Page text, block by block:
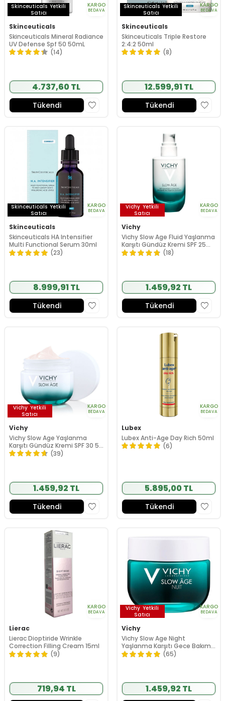
Skinceuticals Yetkili
Satıcı
KARGO
BEDAVA
Skinceuticals
Skinceuticals Mineral Radiance
UV Defense Spf 50 50mL
(14)
4.737,60 TL
Tükendi
Skinceuticals Yetkili
Satıcı
KARGO
BEDAVA
Skinceuticals
Skinceuticals Triple Restore
2:4:2 50ml
(8)
12.599,91 TL
Tükendi
Skinceuticals Yetkili
Satıcı
KARGO
BEDAVA
Skinceuticals
Skinceuticals HA Intensifier
Multi Functional Serum 30ml
(23)
8.999,91 TL
Tükendi
Vichy Yetkili
Satıcı
KARGO
BEDAVA
Vichy
Vichy Slow Age Fluid Yaşlanma
Karşıtı Gündüz Kremi SPF 25
50ml
(18)
1.459,92 TL
Tükendi
Vichy Yetkili
Satıcı
KARGO
BEDAVA
Vichy
Vichy Slow Age Yaşlanma
Karşıtı Gündüz Kremi SPF 30 50
ml
(39)
1.459,92 TL
Tükendi
KARGO
BEDAVA
Lubex
Lubex Anti-Age Day Rich 50ml
(6)
5.895,00 TL
Tükendi
KARGO
BEDAVA
Lierac
Lierac Dioptiride Wrinkle
Correction Filling Cream 15ml
(9)
719,94 TL
Vichy Yetkili
Satıcı
KARGO
BEDAVA
Vichy
Vichy Slow Age Night
Yaşlanma Karşıtı Gece Bakım
Kremi ve Maske 50 ml
(65)
1.459,92 TL